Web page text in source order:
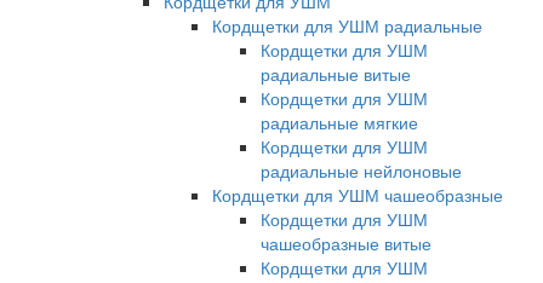
Кордщетки для УШМ радиальные
Кордщетки для УШМ
радиальные витые
Кордщетки для УШМ
радиальные мягкие
Кордщетки для УШМ
радиальные нейлоновые
Кордщетки для УШМ чашеобразные
Кордщетки для УШМ
чашеобразные витые
Кордщетки для УШМ